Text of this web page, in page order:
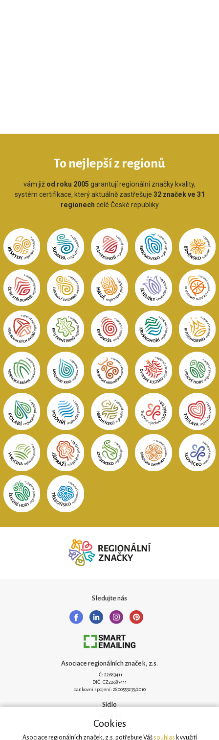
To nejlepší z regionů
vám již od roku 2005 garantují regionální značky kvality,
systém certifikace, který aktuálně zastřešuje 32 značek ve 31
regionech celé České republiky
Sledujte nás
Asociace regionálních značek, z.s.
IČ: 22683411
DIČ: CZ22683411
bankovní spojení: 2800553235/2010
Sídlo
251 62 Mukařov
Cookies
Asociace regionálních značek, z.s. potřebuje Vášsouhlas k využití